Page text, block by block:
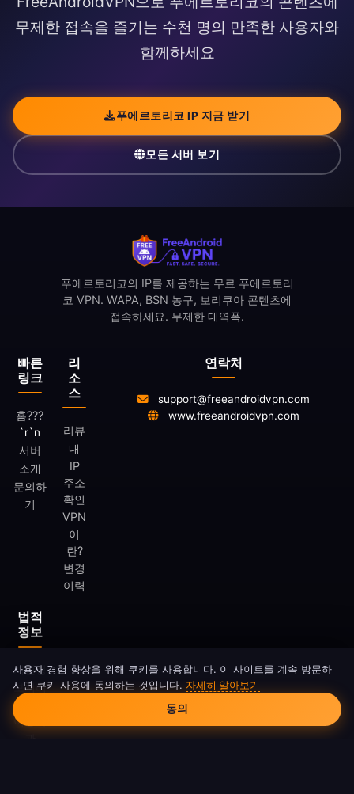
무제한 접속을 즐기는 수천 명의 만족한 사용자와
함께하세요
푸에르토리코 IP 지금 받기
모든 서버 보기
빠른
링크
홈???
`r`n
서버
소개
문의하
기
리
소
스
리뷰
내
IP
주소
확인
VPN
이
란?
변경
이력
법적
정보
개인정
보처리
이용약
푸에르토리코의 IP를 제공하는 무료 푸에르토리
코 VPN. WAPA, BSN 농구, 보리쿠아 콘텐츠에
접속하세요. 무제한 대역폭.
연락처
support@freeandroidvpn.com
www.freeandroidvpn.com
쿠키 동의
사용자 경험 향상을 위해 쿠키를 사용합니다. 이 사이트를 계속 방문하
시면 쿠키 사용에 동의하는 것입니다. 자세히 알아보기
동의